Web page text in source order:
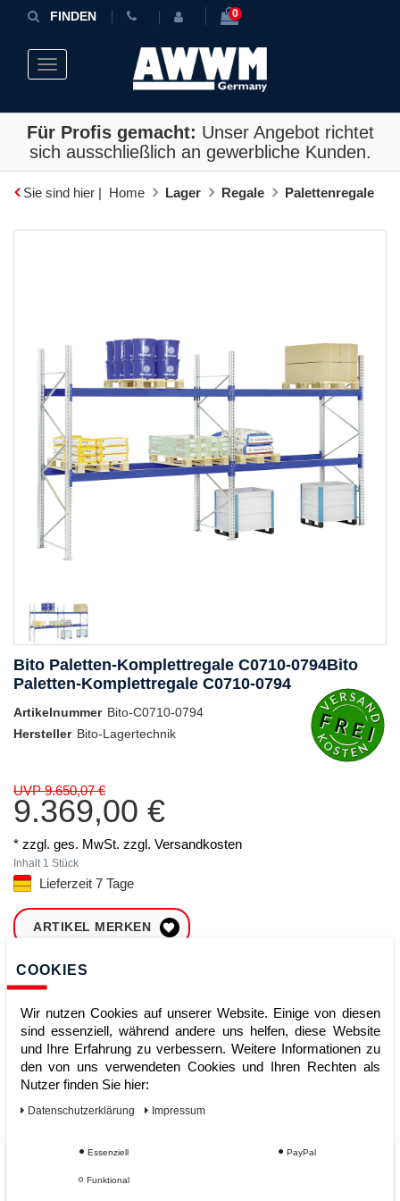
FINDEN 0
Toggle navigation
Für Profis gemacht: Unser Angebot richtet
sich ausschließlich an gewerbliche Kunden.
Sie sind hier | Home Lager Regale Palettenregale
Bito Paletten-Komplettregale C0710-0794Bito
Paletten-Komplettregale C0710-0794
Artikelnummer Bito-C0710-0794
Hersteller Bito-Lagertechnik
UVP 9.650,07 €
9.369,00 €
* zzgl. ges. MwSt. zzgl. Versandkosten
Inhalt 1 Stück
Lieferzeit 7 Tage
ARTIKEL MERKEN
ZUM WARENKORB
Sofort lieferbar
Kauf auf Rechnung
COOKIES
Wir nutzen Cookies auf unserer Website. Einige von diesen
sind essenziell, während andere uns helfen, diese Website
und Ihre Erfahrung zu verbessern. Weitere Informationen zu
den von uns verwendeten Cookies und Ihren Rechten als
Nutzer finden Sie hier:
Daten­schutz­erklärung Impressum
Essenziell PayPal
Funktional